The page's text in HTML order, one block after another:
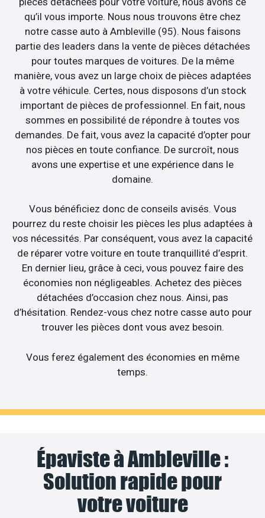
qu’il vous importe. Nous nous trouvons être chez
notre casse auto à Ambleville (95). Nous faisons
partie des leaders dans la vente de pièces détachées
pour toutes marques de voitures. De la même
manière, vous avez un large choix de pièces adaptées
à votre véhicule. Certes, nous disposons d’un stock
important de pièces de professionnel. En fait, nous
sommes en possibilité de répondre à toutes vos
demandes. De fait, vous avez la capacité d’opter pour
nos pièces en toute confiance. De surcroît, nous
avons une expertise et une expérience dans le
domaine.
Vous bénéficiez donc de conseils avisés. Vous
pourrez du reste choisir les pièces les plus adaptées à
vos nécessités. Par conséquent, vous avez la capacité
de réparer votre voiture en toute tranquillité d’esprit.
En dernier lieu, grâce à ceci, vous pouvez faire des
économies non négligeables. Achetez des pièces
détachées d’occasion chez nous. Ainsi, pas
d’hésitation. Rendez-vous chez notre casse auto pour
trouver les pièces dont vous avez besoin.
Vous ferez également des économies en même
temps.
Épaviste à Ambleville :
Solution rapide pour
votre voiture